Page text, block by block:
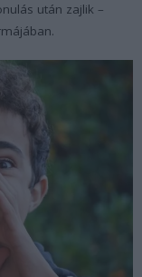
után zajlik –